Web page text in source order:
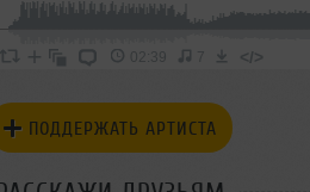
02:39 7 </>
ПОДДЕРЖАТЬ АРТИСТА